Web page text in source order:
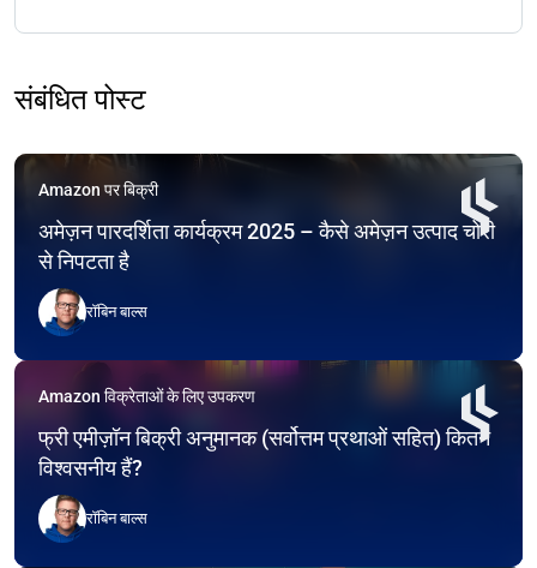
संबंधित पोस्ट
Amazon पर बिक्री
अमेज़न पारदर्शिता कार्यक्रम 2025 – कैसे अमेज़न उत्पाद चोरी
से निपटता है
रॉबिन बाल्स
Amazon विक्रेताओं के लिए उपकरण
फ्री एमीज़ॉन बिक्री अनुमानक (सर्वोत्तम प्रथाओं सहित) कितने
विश्वसनीय हैं?
रॉबिन बाल्स